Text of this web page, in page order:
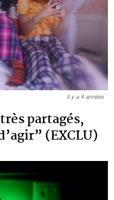
partagés,
(EXCLU)
il y a 4 années